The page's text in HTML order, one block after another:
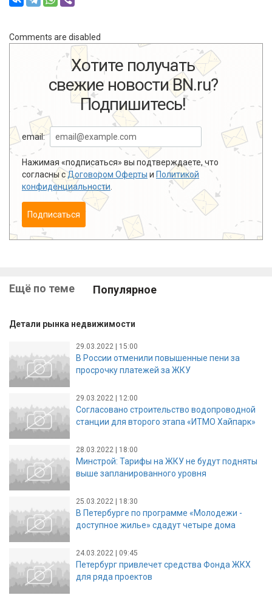
Comments are disabled
Хотите получать
свежие новости BN.ru?
Подпишитесь!
email:
Нажимая «подписаться» вы подтверждаете, что
согласны сДоговором Оферты и Политикой
конфиденциальности
Подписаться
Ещё по теме Популярное
Детали рынка недвижимости
29.03.2022 | 15:00
В России отменили повышенные пени за
просрочку платежей за ЖКУ
29.03.2022 | 12:00
Согласовано строительство водопроводной
станции для второго этапа «ИТМО Хайпарк»
28.03.2022 | 18:00
Минстрой: Тарифы на ЖКУ не будут подняты
выше запланированного уровня
25.03.2022 | 18:30
В Петербурге по программе «Молодежи -
доступное жилье» сдадут четыре дома
24.03.2022 | 09:45
Петербург привлечет средства Фонда ЖКХ
для ряда проектов